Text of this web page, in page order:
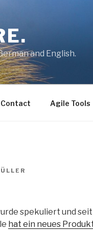
and English.
Contact Agile Tools
spekuliert und
hat ein neues